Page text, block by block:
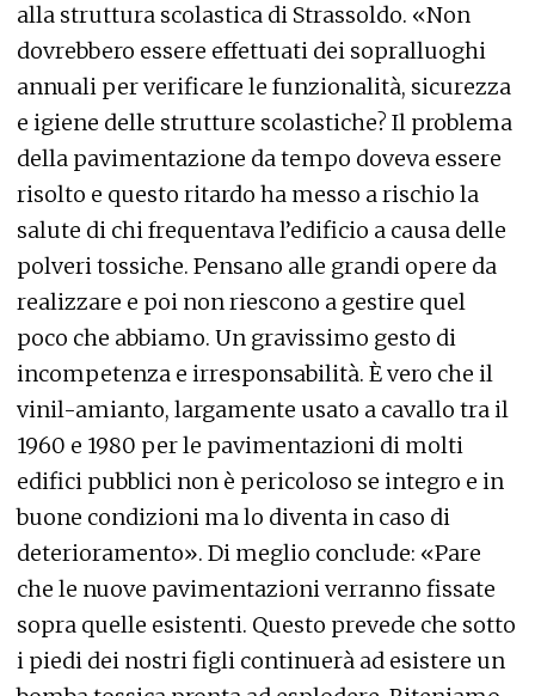
alla struttura scolastica di Strassoldo. «Non
dovrebbero essere effettuati dei sopralluoghi
annuali per verificare le funzionalità, sicurezza
e igiene delle strutture scolastiche? Il problema
della pavimentazione da tempo doveva essere
risolto e questo ritardo ha messo a rischio la
salute di chi frequentava l’edificio a causa delle
polveri tossiche. Pensano alle grandi opere da
realizzare e poi non riescono a gestire quel
poco che abbiamo. Un gravissimo gesto di
incompetenza e irresponsabilità. È vero che il
vinil-amianto, largamente usato a cavallo tra il
1960 e 1980 per le pavimentazioni di molti
edifici pubblici non è pericoloso se integro e in
buone condizioni ma lo diventa in caso di
deterioramento». Di meglio conclude: «Pare
che le nuove pavimentazioni verranno fissate
sopra quelle esistenti. Questo prevede che sotto
i piedi dei nostri figli continuerà ad esistere un